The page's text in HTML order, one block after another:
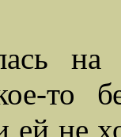
то
ей не